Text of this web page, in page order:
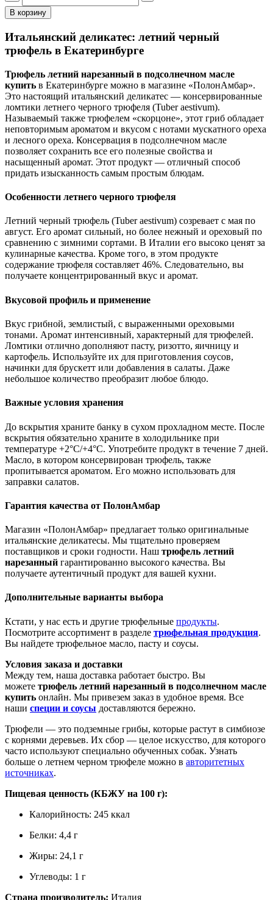
В корзину
Итальянский деликатес: летний черный
трюфель в Екатеринбурге
Трюфель летний нарезанный в подсолнечном масле
купить в Екатеринбурге можно в магазине «ПолонАмбар».
Это настоящий итальянский деликатес — консервированные
ломтики летнего черного трюфеля (Tuber aestivum).
Называемый также трюфелем «скорцоне», этот гриб обладает
неповторимым ароматом и вкусом с нотами мускатного ореха
и лесного ореха. Консервация в подсолнечном масле
позволяет сохранить все его полезные свойства и
насыщенный аромат. Этот продукт — отличный способ
придать изысканность самым простым блюдам.
Особенности летнего черного трюфеля
Летний черный трюфель (Tuber aestivum) созревает с мая по
август. Его аромат сильный, но более нежный и ореховый по
сравнению с зимними сортами. В Италии его высоко ценят за
кулинарные качества. Кроме того, в этом продукте
содержание трюфеля составляет 46%. Следовательно, вы
получаете концентрированный вкус и аромат.
Вкусовой профиль и применение
Вкус грибной, землистый, с выраженными ореховыми
тонами. Аромат интенсивный, характерный для трюфелей.
Ломтики отлично дополняют пасту, ризотто, яичницу и
картофель. Используйте их для приготовления соусов,
начинки для брускетт или добавления в салаты. Даже
небольшое количество преобразит любое блюдо.
Важные условия хранения
До вскрытия храните банку в сухом прохладном месте. После
вскрытия обязательно храните в холодильнике при
температуре +2°C/+4°C. Употребите продукт в течение 7 дней.
Масло, в котором консервирован трюфель, также
пропитывается ароматом. Его можно использовать для
заправки салатов.
Гарантия качества от ПолонАмбар
Магазин «ПолонАмбар» предлагает только оригинальные
итальянские деликатесы. Мы тщательно проверяем
поставщиков и сроки годности. Наш трюфель летний
нарезанный гарантированно высокого качества. Вы
получаете аутентичный продукт для вашей кухни.
Дополнительные варианты выбора
Кстати, у нас есть и другие трюфельные продукты.
Посмотрите ассортимент в разделе трюфельная продукция.
Вы найдете трюфельное масло, пасту и соусы.
Условия заказа и доставки
Между тем, наша доставка работает быстро. Вы
можете трюфель летний нарезанный в подсолнечном масле
купить онлайн. Мы привезем заказ в удобное время. Все
наши специи и соусы доставляются бережно.
Трюфели — это подземные грибы, которые растут в симбиозе
с корнями деревьев. Их сбор — целое искусство, для которого
часто используют специально обученных собак. Узнать
больше о летнем черном трюфеле можно в авторитетных
источниках.
Пищевая ценность (КБЖУ на 100 г):
Калорийность: 245 ккал
Белки: 4,4 г
Жиры: 24,1 г
Углеводы: 1 г
Страна производитель: Италия